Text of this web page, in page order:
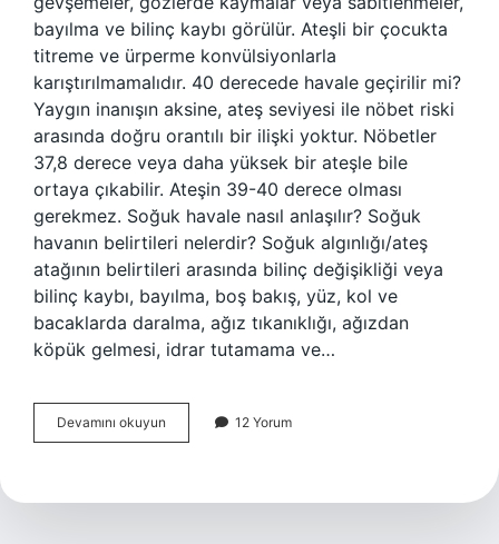
bayılma ve bilinç kaybı görülür. Ateşli bir çocukta
titreme ve ürperme konvülsiyonlarla
karıştırılmamalıdır. 40 derecede havale geçirilir mi?
Yaygın inanışın aksine, ateş seviyesi ile nöbet riski
arasında doğru orantılı bir ilişki yoktur. Nöbetler
37,8 derece veya daha yüksek bir ateşle bile
ortaya çıkabilir. Ateşin 39-40 derece olması
gerekmez. Soğuk havale nasıl anlaşılır? Soğuk
havanın belirtileri nelerdir? Soğuk algınlığı/ateş
atağının belirtileri arasında bilinç değişikliği veya
bilinç kaybı, bayılma, boş bakış, yüz, kol ve
bacaklarda daralma, ağız tıkanıklığı, ağızdan
köpük gelmesi, idrar tutamama ve…
Devamını okuyun
Derece
Olur
12 Yorum